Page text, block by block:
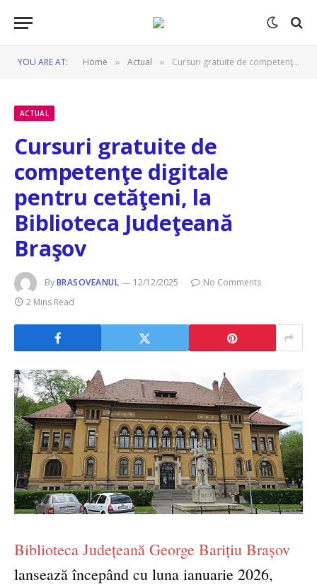
YOU ARE AT: Home » Actual » Cursuri gratuite de competenţe digitale pentru cetăţeni, la Biblioteca Judeţeană Braşov
ACTUAL
Cursuri gratuite de
competenţe digitale
pentru cetăţeni, la
Biblioteca Judeţeană
Braşov
ByBRASOVEANUL 12/12/2025
No Comments
2 Mins Read
Biblioteca Județeană George Barițiu Brașov
lansează începând cu luna ianuarie 2026,